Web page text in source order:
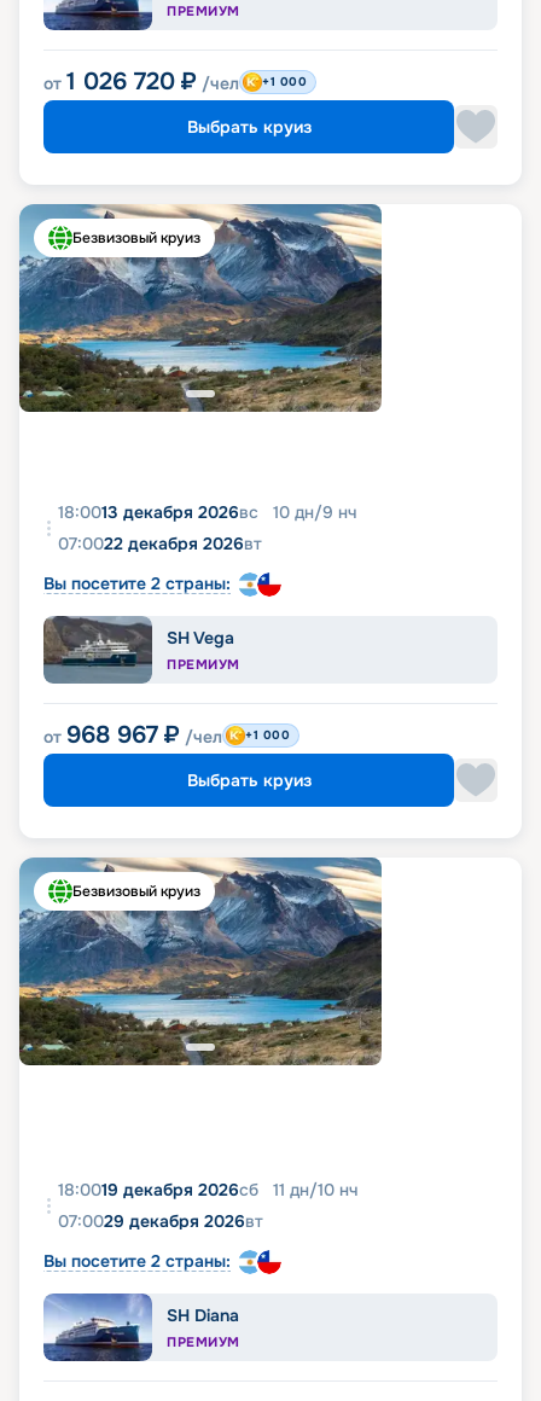
ПРЕМИУМ
от 1 026 720 ₽ /чел +1 000
Выбрать круиз
Безвизовый круиз
18:0013 декабря 2026вс 10 дн/9 нч
07:0022 декабря 2026вт
Вы посетите 2 страны:
SH Vega
ПРЕМИУМ
от 968 967 ₽ /чел +1 000
Выбрать круиз
Безвизовый круиз
18:0019 декабря 2026сб 11 дн/10 нч
07:0029 декабря 2026вт
Вы посетите 2 страны:
SH Diana
ПРЕМИУМ